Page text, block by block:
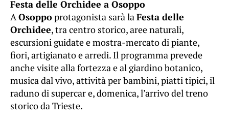
Festa delle Orchidee a Osoppo
A Osoppoprotagonista sarà la Festa delle
Orchidee, tra centro storico, aree naturali,
escursioni guidate e mostra-mercato di piante,
fiori, artigianato e arredi. Il programma prevede
anche visite alla fortezza e al giardino botanico,
musica dal vivo, attività per bambini, piatti tipici, il
raduno di supercar e, domenica, l’arrivo del treno
storico da Trieste.